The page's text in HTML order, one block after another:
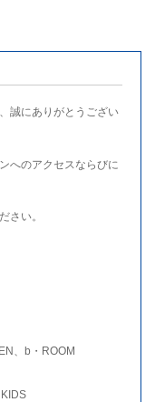
誠にありがとうござい
へのアクセスならびに
さい。
、b・ROOM